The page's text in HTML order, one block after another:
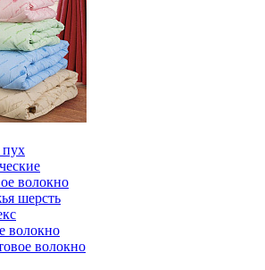
волокно
шерсть
волокно
волокно